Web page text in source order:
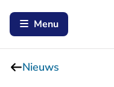
Menu
Nieuws